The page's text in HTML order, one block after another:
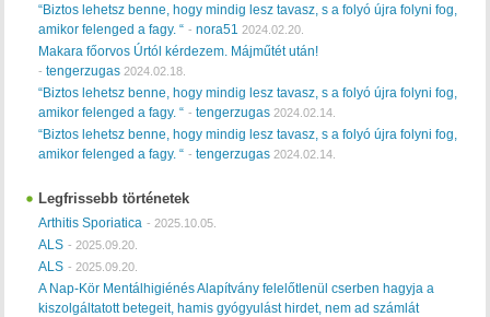
“Biztos lehetsz benne, hogy mindig lesz tavasz, s a folyó újra folyni fog,
amikor felenged a fagy. “ -nora51 2024.02.20.
Makara főorvos Úrtól kérdezem. Májműtét után!
-tengerzugas 2024.02.18.
“Biztos lehetsz benne, hogy mindig lesz tavasz, s a folyó újra folyni fog,
amikor felenged a fagy. “ -tengerzugas 2024.02.14.
“Biztos lehetsz benne, hogy mindig lesz tavasz, s a folyó újra folyni fog,
amikor felenged a fagy. “ -tengerzugas 2024.02.14.
Legfrissebb történetek
Arthitis Sporiatica - 2025.10.05.
ALS - 2025.09.20.
ALS - 2025.09.20.
A Nap-Kör Mentálhigiénés Alapítvány felelőtlenül cserben hagyja a
kiszolgáltatott betegeit, hamis gyógyulást hirdet, nem ad számlát